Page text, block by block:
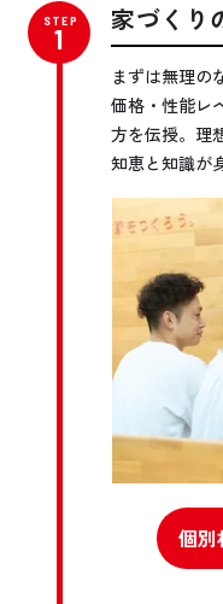
家づくり
まずは無理の
価格・性能レ
方を伝授。理
知恵と知識が
個別